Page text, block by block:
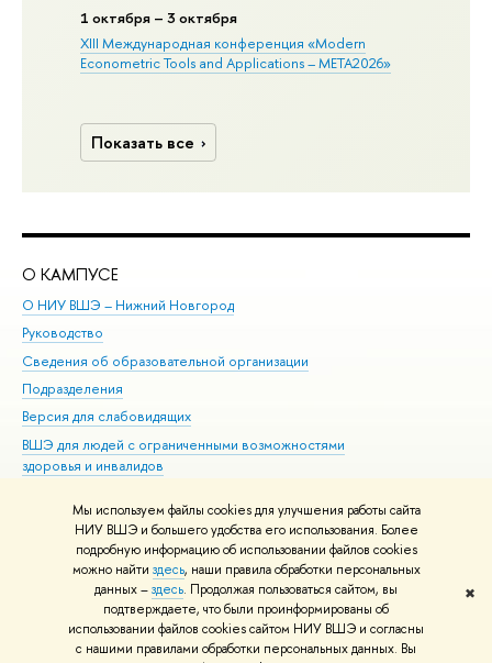
Мы используем файлы cookies для улучшения работы сайта
НИУ ВШЭ и большего удобства его использования. Более
подробную информацию об использовании файлов cookies
можно найти здесь, наши правила обработки персональных
данных –здесь. Продолжая пользоваться сайтом, вы
подтверждаете, что были проинформированы об
использовании файлов cookies сайтом НИУ ВШЭ и согласны
с нашими правилами обработки персональных данных. Вы
✖
1 октября – 3 октября
XIII Международная конференция «Modern
Econometric Tools and Applications – META2026»
Показать все
О КАМПУСЕ
О НИУ ВШЭ – Нижний Новгород
Руководство
Сведения об образовательной организации
Подразделения
Версия для слабовидящих
ВШЭ для людей с ограниченными возможностями
здоровья и инвалидов
© НИУ ВШЭ 1993–2026 Адреса и контакты Условия использования
материалов Политика конфиденциальности Карта сайта